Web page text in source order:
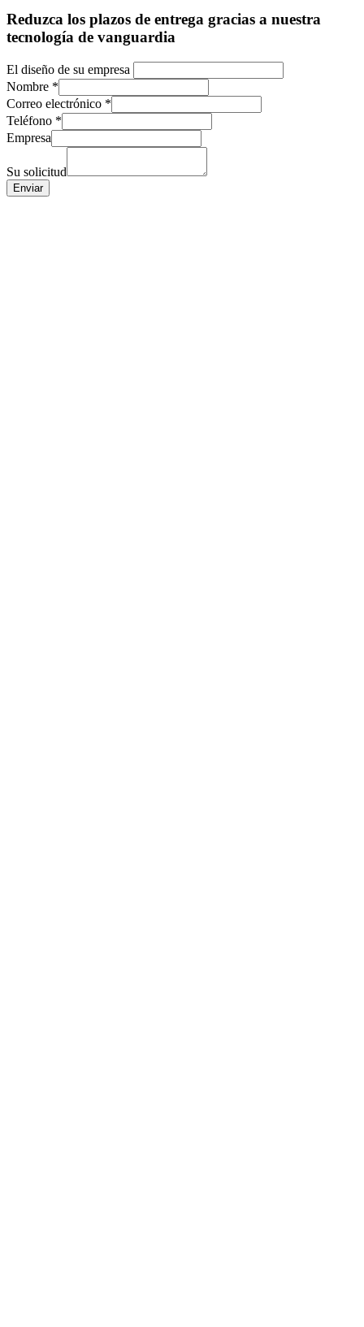
Reduzca los plazos de entrega gracias a nuestra
tecnología de vanguardia
El diseño de su empresa
Nombre *
Correo electrónico *
Teléfono *
Empresa
Su solicitud
Enviar